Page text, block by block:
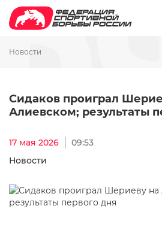
Новости
Сидаков проиграл
Алиевском; результаты
17 мая 2026
09:53
Новости